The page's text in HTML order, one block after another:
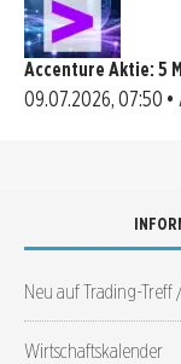
Accenture Aktie: 5
09.07.2026, 07:50
Neu auf Trading-Treff
Wirtschaftskalender